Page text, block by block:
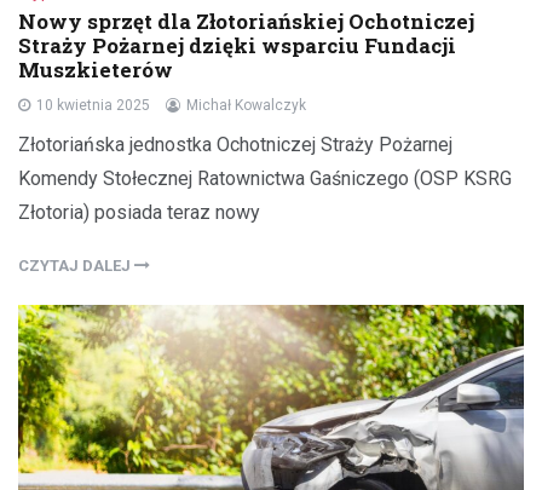
Nowy sprzęt dla Złotoriańskiej Ochotniczej
Straży Pożarnej dzięki wsparciu Fundacji
Muszkieterów
10 kwietnia 2025 Michał Kowalczyk
Złotoriańska jednostka Ochotniczej Straży Pożarnej
Komendy Stołecznej Ratownictwa Gaśniczego (OSP KSRG
Złotoria) posiada teraz nowy
CZYTAJ DALEJ